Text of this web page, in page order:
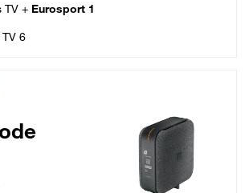
TV + Eurosport 1
6
Fibre_18_26
0 mois puis 49,99 € par mois, Sans engagement